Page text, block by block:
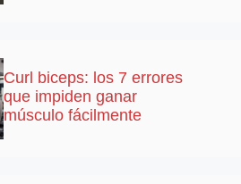
Curl biceps: los 7 errores
que impiden ganar
músculo fácilmente